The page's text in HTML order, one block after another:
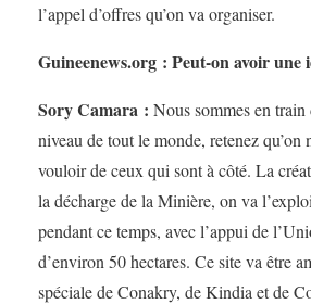
l’appel d’offres qu’on va organiser.
Guineenews.org : Peut-on avoir une
Sory Camara : Nous sommes en
niveau de tout le monde, retenez
vouloir de ceux qui sont à côté. La
la décharge de la Minière, on va
pendant ce temps, avec l’appui de
d’environ 50 hectares. Ce site va être
spéciale de Conakry, de Kindia et de